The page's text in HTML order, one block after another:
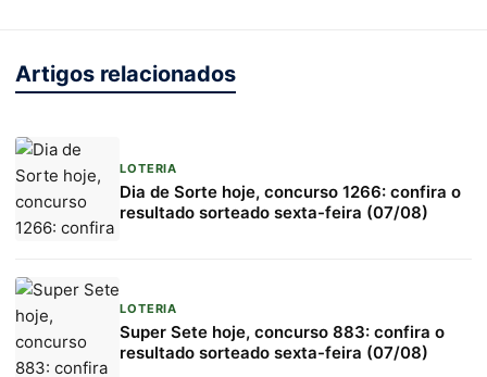
Artigos relacionados
LOTERIA
Dia de Sorte hoje, concurso 1266: confira o
resultado sorteado sexta-feira (07/08)
LOTERIA
Super Sete hoje, concurso 883: confira o
resultado sorteado sexta-feira (07/08)